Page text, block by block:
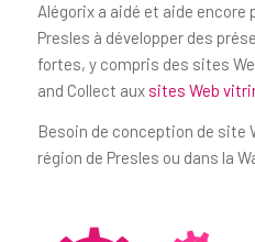
Alégorix a aidé et aide
Presles à développer des
fortes, y compris des sites
and Collect aux sites Web
Besoin de conception de site
région de Presles ou dans la